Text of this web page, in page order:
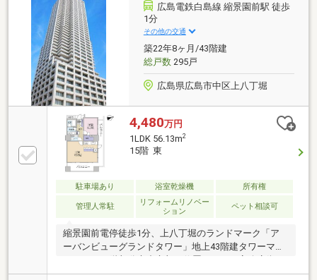
広島電鉄白島線 縮景園前駅 徒歩
1分
その他の交通
築22年8ヶ月/43階建
総戸数295戸
広島県広島市中区上八丁堀
4,480万円
1LDK 56.13m2
15階 東
駐車場あり 浴室乾燥機 所有権
管理人常駐
リフォームリノベー
ション
ペット相談可
縮景園前電停徒歩1分、上八丁堀のランドマーク「ア
ーバンビューグランドタワー」地上43階建タワーマン
らではの落ち着いた住環境眼下に縮景園を望む、高層